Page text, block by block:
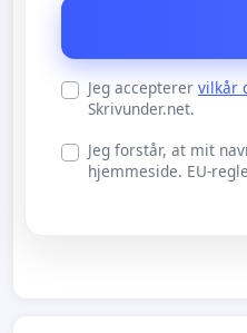
Jeg accepterer vilkår
Skrivunder.net.
Jeg forstår, at mit
hjemmeside. EU-